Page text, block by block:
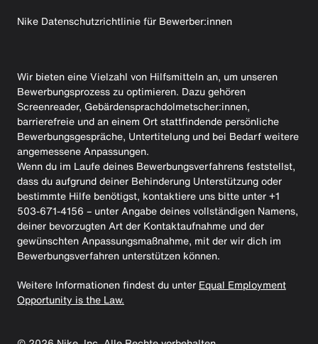
Nike Datenschutzrichtlinie für Bewerber:innen
Wir bieten eine Vielzahl von Hilfsmitteln an, um unseren
Bewerbungsprozess zu optimieren. Dazu gehören
Screenreader, Gebärdensprachdolmetscher:innen,
barrierefreie und an einem Ort stattfindende persönliche
Bewerbungsgespräche, Untertitelung und bei Bedarf weitere
angemessene Anpassungen.
Wenn du im Laufe deines Bewerbungsverfahrens feststellst,
dass du aufgrund deiner Behinderung Unterstützung oder
bestimmte Hilfe benötigst, kontaktiere uns bitte unter +1
503-671-4156 – unter Angabe deines vollständigen Namens,
deiner bevorzugten Art der Kontaktaufnahme und der
gewünschten Anpassungsmaßnahme, mit der wir dich im
Bewerbungsverfahren unterstützen können.
Weitere Informationen findest du unter Equal Employment
Opportunity is the Law.